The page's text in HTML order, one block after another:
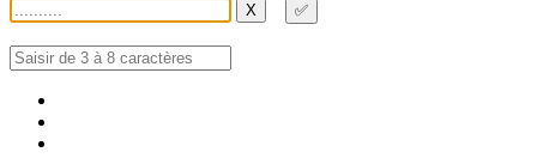
X ✅